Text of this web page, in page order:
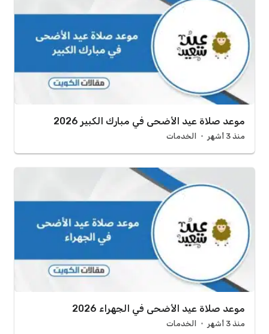
موعد صلاة عيد الأضحى في مبارك الكبير 2026
منذ 3 أشهر الخدمات
موعد صلاة عيد الأضحى في الجهراء 2026
منذ 3 أشهر الخدمات